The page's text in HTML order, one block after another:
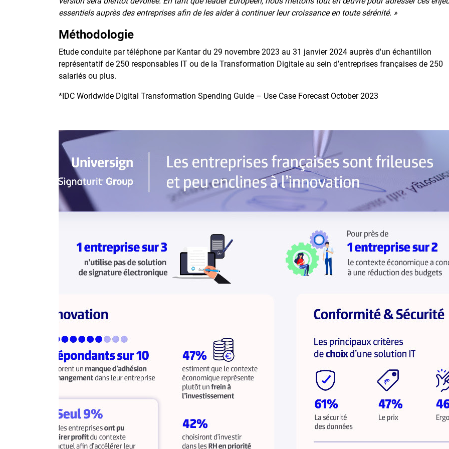
essentiels auprès des entreprises afin de les aider à continuer leur croissance en toute sérénité. »
Méthodologie
Etude conduite par téléphone par Kantar du 29 novembre 2023 au 31 janvier 2024 auprès d'un échantillon
représentatif de 250 responsables IT ou de la Transformation Digitale au sein d’entreprises françaises de 250
salariés ou plus.
*IDC Worldwide Digital Transformation Spending Guide – Use Case Forecast October 2023